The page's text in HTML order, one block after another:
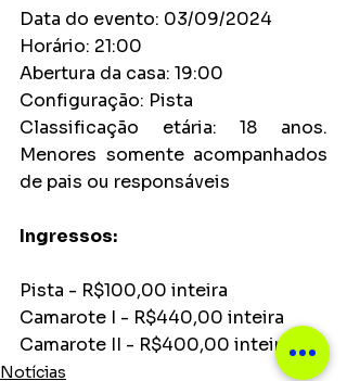
Data do evento: 03/09/2024
Horário: 21:00
Abertura da casa: 19:00
Configuração: Pista
Classificação etária: 18 anos.
Menores somente acompanhados
de pais ou responsáveis
Ingressos:
Pista - R$100,00 inteira
Camarote I - R$440,00 inteira
Camarote II - R$400,00 inteira
Notícias